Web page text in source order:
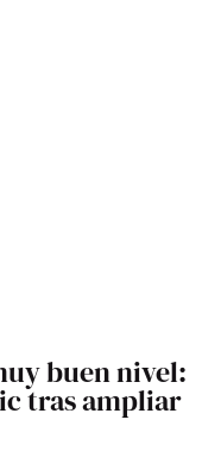
buen nivel:
tras ampliar